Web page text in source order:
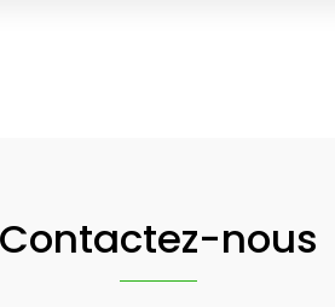
Contactez-nous